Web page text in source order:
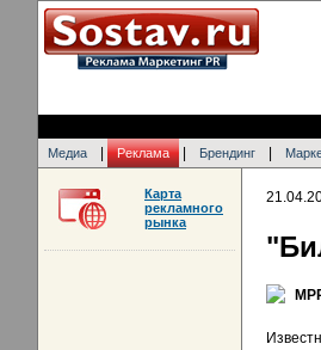
Медиа Реклама Брендинг
Карта
рекламного
рынка